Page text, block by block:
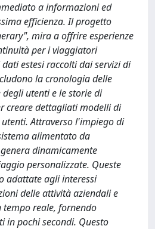
a informazioni ed
efficienza. Il progetto
mira a offrire esperienze
per i viaggiatori
estesi raccolti dai servizi di
la cronologia delle
utenti e le storie di
creare dettagliati modelli di
Attraverso l'impiego di
alimentato da
dinamicamente
personalizzate. Queste
adattate agli interessi
delle attività aziendali e
reale, fornendo
in pochi secondi. Questo